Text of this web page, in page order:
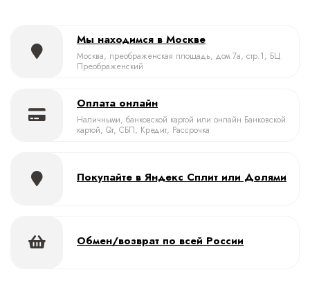
Мы находимся в Москве
Москва, преображенская площадь, дом 7а, стр.1, БЦ
Преображенский
Оплата онлайн
Наличными, банковской картой или онлайн Банковской
картой, Qr, СБП, Кредит, Рассрочка
Покупайте в Яндекс Сплит или Долями
Обмен/возврат по всей России